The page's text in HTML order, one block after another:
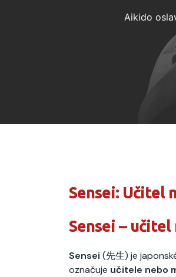
Aikido
Sensei: Učitel
Sensei –
Sensei (先生) je
označuje učitele nebo